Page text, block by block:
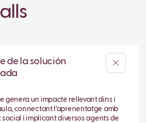
de la solución
genera un impacte rellevant dins i
connectant l’aprenentatge amb
social i implicant diversos agents de